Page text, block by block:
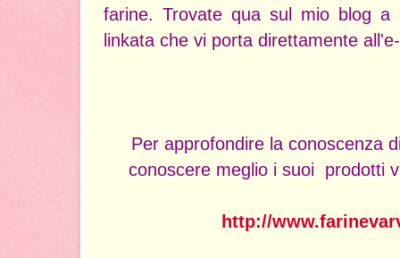
farine. Trovate qua sul mio blog a
linkata che vi porta direttamente
Per approfondire la conoscenza
conoscere meglio i suoi prodotti
http://